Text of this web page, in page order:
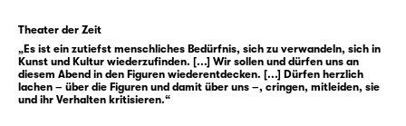
einen Plan? Richtig: eine Verkleidung. Und so
denkt sich Viola kurzerhand ein Alter Ego aus
und nennt es … James? Nein, Cesario. Als
dieser wird sie nun auf Illyrien bekannt. Kann
Theater der Zeit
„Es ist ein zutiefst menschliches Bedürfnis, sich zu verwandeln, sich in
Kunst und Kultur wiederzufinden. [...] Wir sollen und dürfen uns an
diesem Abend in den Figuren wiederentdecken. [...] Dürfen herzlich
lachen – über die Figuren und damit über uns –, cringen, mitleiden, sie
und ihr Verhalten kritisieren.“